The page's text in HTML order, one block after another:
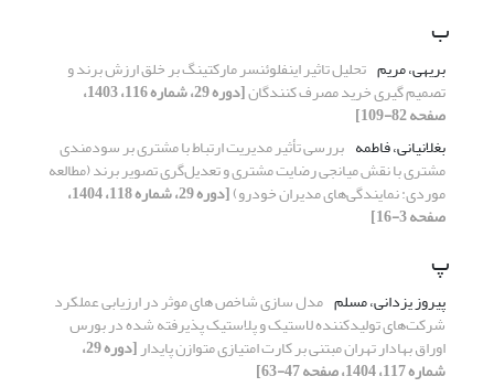
ب
بریهی، مریم تحلیل تاثیر اینفلوئنسر مارکتینگ بر خلق ارزش برند و
تصمیم گیری خرید مصرف کنندگان [دوره 29، شماره 116، 1403،
صفحه 82-109]
بغلانیانی، فاطمه بررسی تأثیر مدیریت ارتباط با مشتری بر سودمندی
مشتری با نقش میانجی رضایت مشتری و تعدیل‌گری تصویر برند (مطالعه
موردی: نمایندگی‌های مدیران خودرو) [دوره 29، شماره 118، 1404،
صفحه 3-16]
پ
پیروز یزدانی، مسلم مدل سازی شاخص های موثر در ارزیابی عملکرد
شرکت‌های تولیدکننده لاستیک و پلاستیک پذیرفته ‌شده در بورس
اوراق بهادار تهران مبتنی بر کارت امتیازی متوازن پایدار [دوره 29،
شماره 117، 1404، صفحه 47-63]